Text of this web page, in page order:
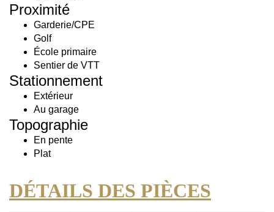
Proximité
Garderie/CPE
Golf
École primaire
Sentier de VTT
Stationnement
Extérieur
Au garage
Topographie
En pente
Plat
DÉTAILS DES PIÈCES